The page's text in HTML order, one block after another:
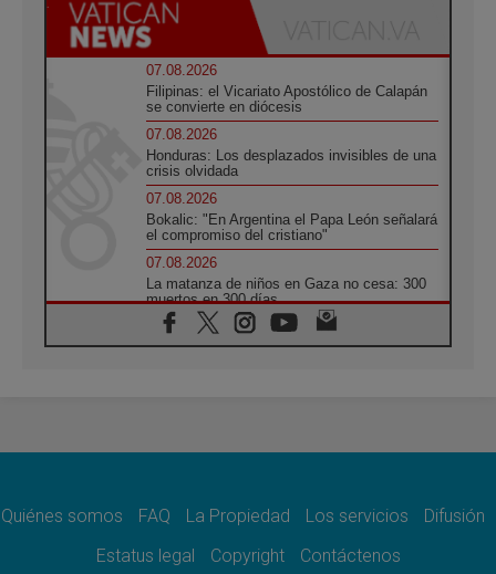
07.08.2026
Filipinas: el Vicariato Apostólico de Calapán
se convierte en diócesis
07.08.2026
Honduras: Los desplazados invisibles de una
crisis olvidada
07.08.2026
Bokalic: "En Argentina el Papa León señalará
el compromiso del cristiano"
07.08.2026
La matanza de niños en Gaza no cesa: 300
muertos en 300 días
07.08.2026
Tagle: La guerra desfigura el mundo, solo la
como misión al servicio del Evangelio
SIGNIS 2026, dar voz a las religiosas en el
Quiénes somos FAQ La Propiedad Los servicios
Difusión
Estatus legal
Copyright Contáctenos